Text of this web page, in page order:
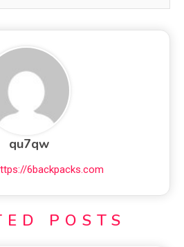
qu7qw
6backpacks.com
POSTS